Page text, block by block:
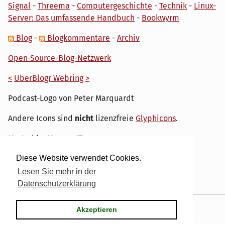
Diese Website verwendet Cookies.
Lesen Sie mehr in der
Datenschutzerklärung
Akzeptieren
Signal - Threema - Computergeschichte - Technik - Linux-
Server: Das umfassende Handbuch - Bookwyrm
Blog- Blogkommentare - Archiv
Open-Source-Blog-Netzwerk
< UberBlogr Webring >
Podcast-Logo von Peter Marquardt
Andere Icons sind nicht lizenzfreie Glyphicons.
Hosted by My own IT.
Serendipity& the dirk